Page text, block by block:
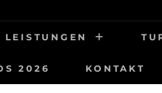
LEISTUNGEN
2026 KONTAKT